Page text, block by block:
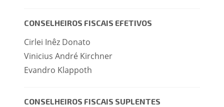
CONSELHEIROS FISCAIS EFETIVOS
Cirlei Inêz Donato
Vinicius André Kirchner
Evandro Klappoth
CONSELHEIROS FISCAIS SUPLENTES